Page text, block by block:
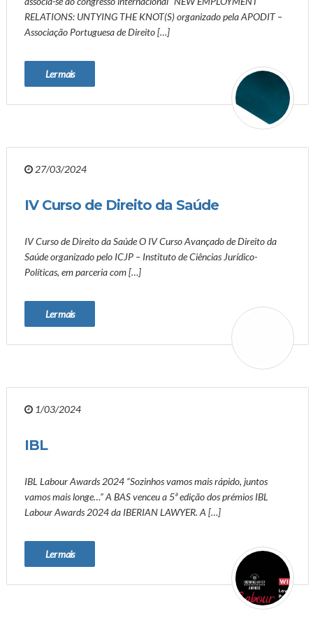
RELATIONS: UNTYING THE KNOT(S) organizado pela APODIT –
Associação Portuguesa de Direito […]
Ler mais
27/03/2024
IV Curso de Direito da Saúde
IV Curso de Direito da Saúde O IV Curso Avançado de Direito da
Saúde organizado pelo ICJP – Instituto de Ciências Jurídico-
Políticas, em parceria com […]
Ler mais
1/03/2024
IBL
IBL Labour Awards 2024 “Sozinhos vamos mais rápido, juntos
vamos mais longe…” A BAS venceu a 5ª edição dos prémios IBL
Labour Awards 2024 da IBERIAN LAWYER. A […]
Ler mais